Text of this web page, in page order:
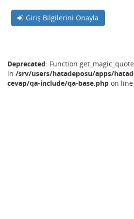
Giriş Bilgilerini Onayla
Deprecated: Function
in /srv/users/hatadeposu/apps/
cevap/qa-include/qa-base.php on line